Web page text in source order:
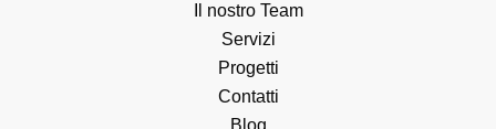
Il nostro Team
Servizi
Progetti
Contatti
Blog